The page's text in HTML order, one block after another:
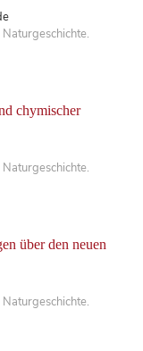
chymischer
über den neuen